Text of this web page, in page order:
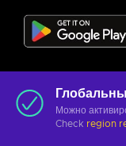
Можно
Check region